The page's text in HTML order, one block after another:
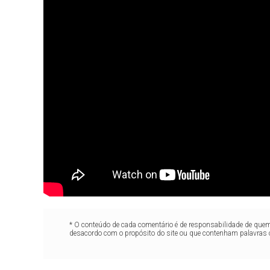
* O conteúdo de cada comentário é de responsabilidade de
desacordo com o propósito do site ou que contenham palavras